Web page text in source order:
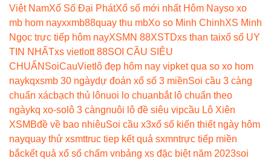
Việt NamXổ Số Đại PhátXổ số mới nhất Hôm Nayso xo
mb hom nayxxmb88quay thu mbXo so Minh ChinhXS Minh
Ngọc trực tiếp hôm nayXSMN 88XSTDxs than taixổ số UY
TIN NHẤTxs vietlott 88SOI CẦU SIÊU
CHUẨN SoiCauVietlô đẹp hôm nay vipket qua so xo hom
naykqxsmb 30 ngàydự đoán xổ số 3 miềnSoi cầu 3 càng
chuẩn xácbạch thủ lônuoi lo chuanbắt lô chuẩn theo
ngàykq xo-so lô 3 càngnuôi lô đề siêu vipcầu Lô Xiên
XSMBđề về bao nhiêuSoi cầu x3xổ số kiến thiết ngày hôm
nayquay thử xsmttruc tiep kết quả sxmntrực tiếp miền
bắckết quả xổ số chấm vnbảng xs đặc biệt năm 2023soi